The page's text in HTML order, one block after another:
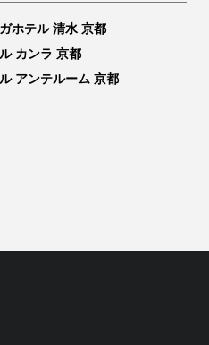
ホテル 清水 京都
カンラ 京都
アンテルーム 京都